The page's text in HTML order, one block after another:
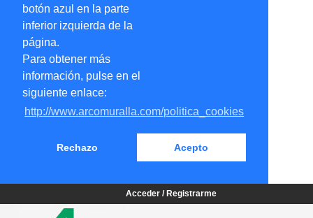
botón azul en la parte
inferior izquierda de la
página.
Para obtener más
información, pulse en el
siguiente enlace:
http://www.arcomuralla.com/politica_cookies
Rechazo Acepto
Acceder / Registrarme